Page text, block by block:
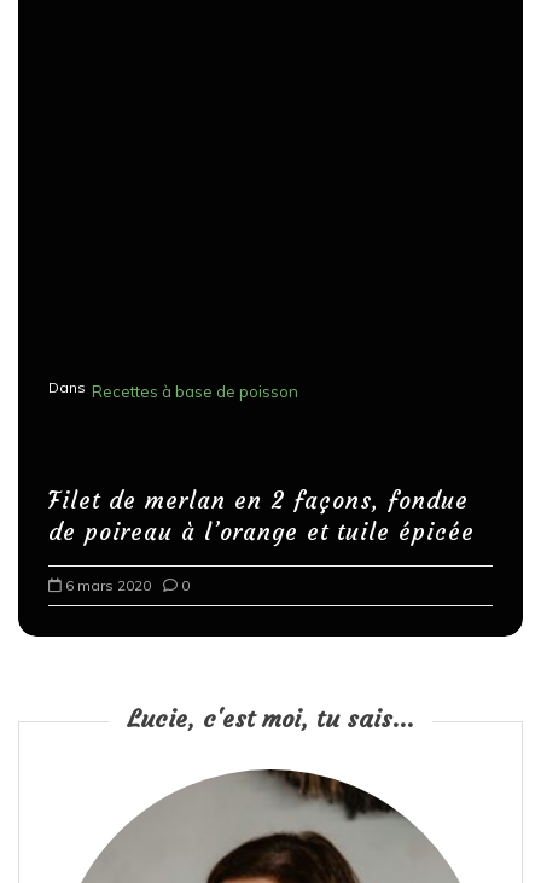
Dans Recettes à base de poisson
Filet de merlan en 2 façons, fondue
de poireau à l’orange et tuile épicée
6 mars 2020 0
Lucie, c'est moi, tu sais...